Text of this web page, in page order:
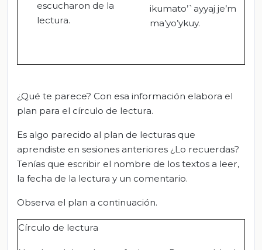
escucharon de la
lectura.
ikumato’`ayyaj je’m
ma’yo’ykuy.
¿Qué te parece? Con esa información elabora el
plan para el círculo de lectura.
Es algo parecido al plan de lecturas que
aprendiste en sesiones anteriores ¿Lo recuerdas?
Tenías que escribir el nombre de los textos a leer,
la fecha de la lectura y un comentario.
Observa el plan a continuación.
Círculo de lectura